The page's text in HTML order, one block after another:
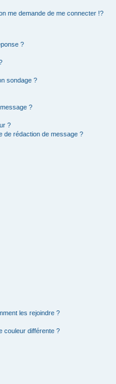
me demande de me connecter !?
?
sondage ?
?
?
de rédaction de message ?
les rejoindre ?
couleur différente ?